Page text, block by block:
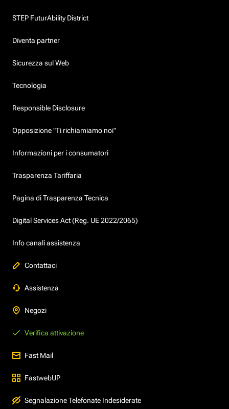
STEP FuturAbility District
Diventa partner
Sicurezza sul Web
Tecnologia
Responsible Disclosure
Opposizione "Ti richiamiamo noi"
Informazioni per i consumatori
Trasparenza Tariffaria
Pagina di Trasparenza Tecnica
Digital Services Act (Reg. UE 2022/2065)
Info canali assistenza
Contattaci
Assistenza
Negozi
Verifica attivazione
Fast Mail
FastwebUP
Segnalazione Telefonate Indesiderate